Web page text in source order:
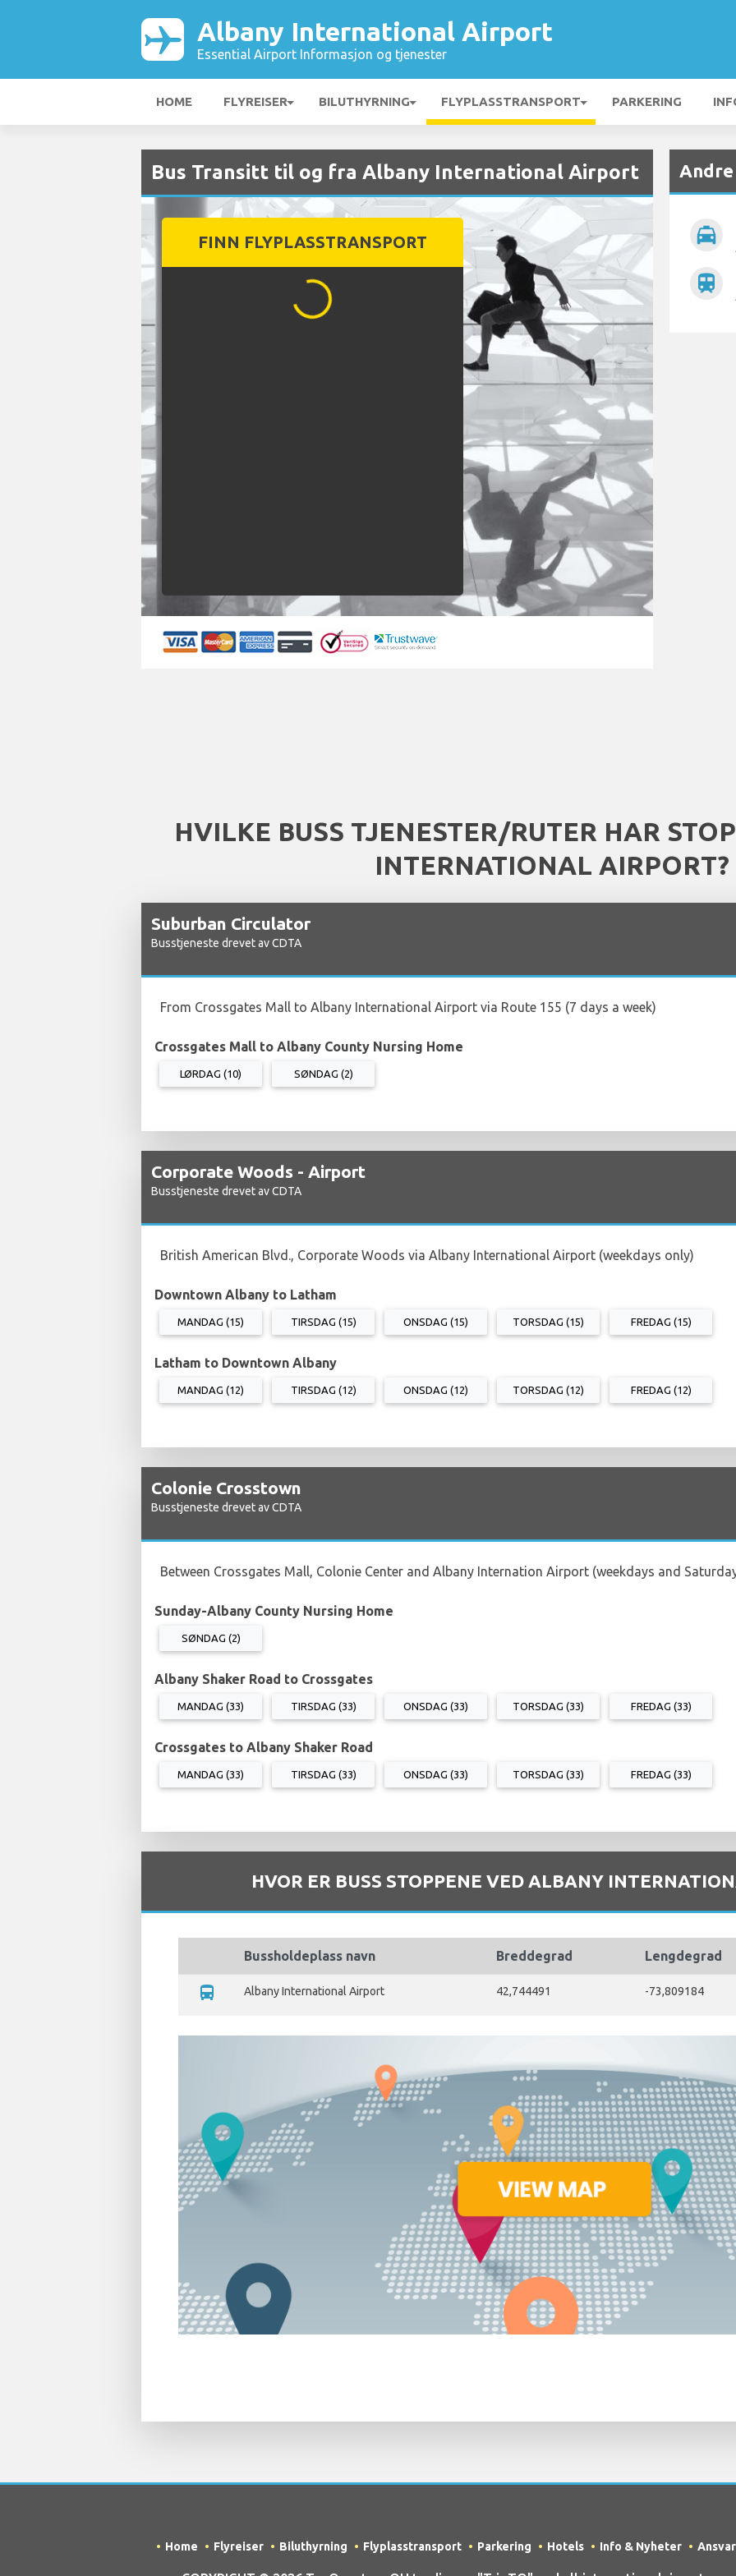
Albany International Airport
Essential Airport Informasjon og tjenester
HOME FLYREISER BILUTHYRNING FLYPLASSTRANSPORT PARKERING
Bus Transitt til og fra Albany International Airport
FINN FLYPLASSTRANSPORT local_taxi
train
HVILKE BUSS TJENESTER/RUTER HAR
INTERNATIONAL AIRPORT?
Suburban Circulator
Busstjeneste drevet av CDTA
From Crossgates Mall to Albany International Airport via Route 155 (7 days a week)
Crossgates Mall to Albany County Nursing Home
LØRDAG (10) SØNDAG (2)
Corporate Woods - Airport
Busstjeneste drevet av CDTA
British American Blvd., Corporate Woods via Albany International Airport (weekdays only)
Downtown Albany to Latham
MANDAG (15) TIRSDAG (15) ONSDAG (15) TORSDAG (15) FREDAG (15)
Latham to Downtown Albany
MANDAG (12) TIRSDAG (12) ONSDAG (12) TORSDAG (12) FREDAG (12)
Colonie Crosstown
Busstjeneste drevet av CDTA
Between Crossgates Mall, Colonie Center and Albany Internation Airport (weekdays and
Sunday-Albany County Nursing Home
SØNDAG (2)
Albany Shaker Road to Crossgates
MANDAG (33) TIRSDAG (33) ONSDAG (33) TORSDAG (33) FREDAG (33)
Crossgates to Albany Shaker Road
MANDAG (33) TIRSDAG (33) ONSDAG (33) TORSDAG (33) FREDAG (33)
HVOR ER BUSS STOPPENE VED ALBANY
Bussholdeplass navn Breddegrad Lengdegrad
directions_bus Albany International Airport 42,744491 -73,809184
Home Flyreiser Biluthyrning Flyplasstransport Parkering Hotels Info & Nyheter